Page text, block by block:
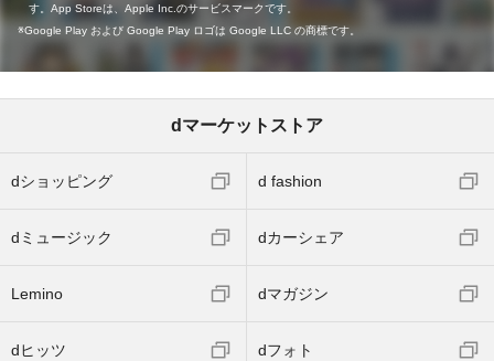
す。App Storeは、Apple Inc.のサービスマークです。
Google Play および Google Play ロゴは Google LLC の商標です。
dマーケットストア
dショッピング d fashion
dミュージック dカーシェア
Lemino dマガジン
dヒッツ dフォト